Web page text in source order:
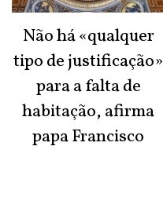
Não há «qualquer
tipo de justificação»
para a falta de
habitação, afirma
papa Francisco